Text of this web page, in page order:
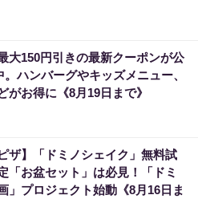
大150円引きの最新クーポンが公
ハンバーグやキッズメニュー、
がお得に《8月19日まで》
ザ】「ドミノシェイク」無料試
「お盆セット」は必見！「ドミ
」プロジェクト始動《8月16日ま